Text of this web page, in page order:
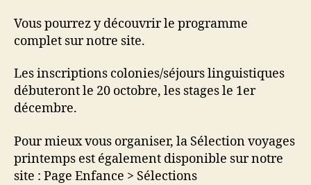
Vous pourrez y découvrir le programme
complet sur notre site.
Les inscriptions colonies/séjours linguistiques
débuteront le 20 octobre, les stages le 1er
décembre.
Pour mieux vous organiser, la Sélection voyages
printemps est également disponible sur notre
site : Page Enfance > Sélections